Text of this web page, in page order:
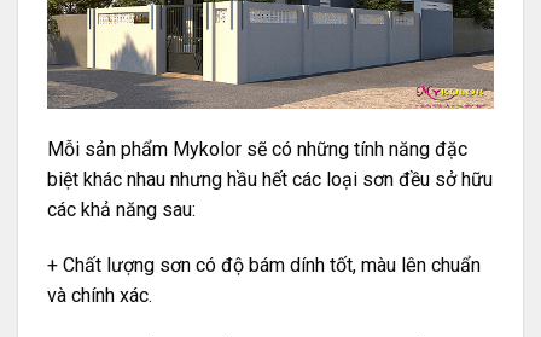
Mỗi sản phẩm Mykolor sẽ có những tính năng đặc
biệt khác nhau nhưng hầu hết các loại sơn đều sở hữu
các khả năng sau:
+ Chất lượng sơn có độ bám dính tốt, màu lên chuẩn
và chính xác.